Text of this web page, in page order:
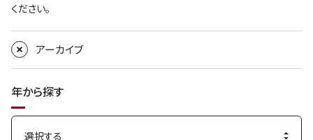
ください。
アーカイブ
年から探す